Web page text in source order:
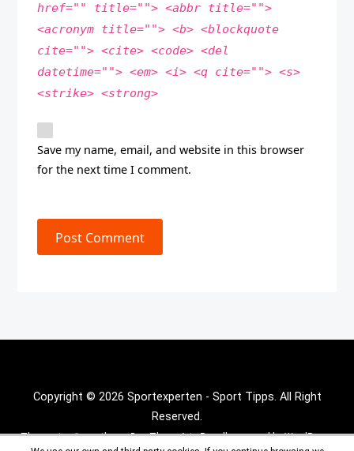
href="" title=""> <abbr title="">
<acronym title=""> <b> <blockquote
cite=""> <cite> <code> <del
datetime=""> <em> <i> <q cite=""> <s>
<strike> <strong>
Save my name, email, and website in this browser
for the next time I comment.
Post Comment
Copyright © 2026 Sportexperten - Sport Tipps. All Right
Reserved.
Theme :Inx Gametheme By aThemeArt - Proudly powered by WordPress.